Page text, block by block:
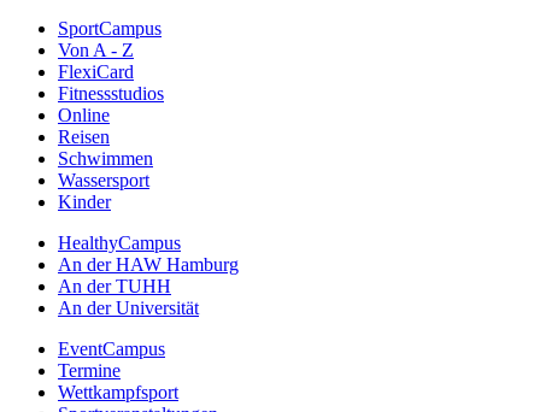
SportCampus
Von A - Z
FlexiCard
Fitnessstudios
Online
Reisen
Schwimmen
Wassersport
Kinder
HealthyCampus
An der HAW Hamburg
An der TUHH
An der Universität
EventCampus
Termine
Wettkampfsport